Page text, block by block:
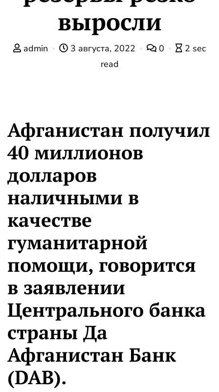
выросли
admin 3 августа, 2022 0
2 sec
read
Афганистан получил
40 миллионов
долларов
наличными в
качестве
гуманитарной
помощи, говорится
в заявлении
Центрального банка
страны Да
Афганистан Банк
(DAB).